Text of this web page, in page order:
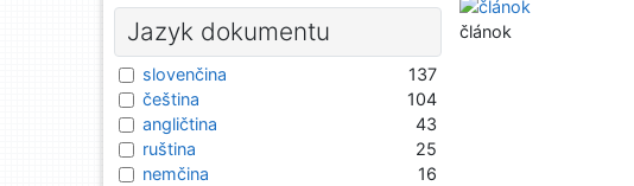
článok
Jazyk dokumentu
slovenčina
137
čeština
104
angličtina
43
ruština
25
nemčina
16